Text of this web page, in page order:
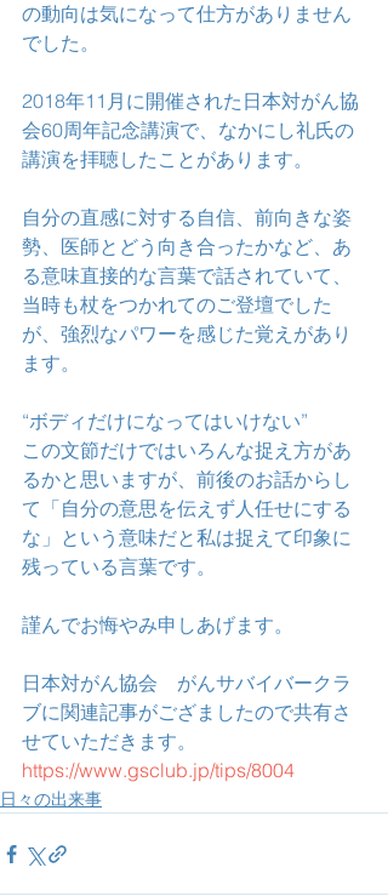
の動向は気になって仕方がありません
でした。
2018年11月に開催された日本対がん協
会60周年記念講演で、なかにし礼氏の
講演を拝聴したことがあります。
自分の直感に対する自信、前向きな姿
勢、医師とどう向き合ったかなど、あ
る意味直接的な言葉で話されていて、
当時も杖をつかれてのご登壇でした
が、強烈なパワーを感じた覚えがあり
ます。
“ボディだけになってはいけない”
この文節だけではいろんな捉え方があ
るかと思いますが、前後のお話からし
て「自分の意思を伝えず人任せにする
な」という意味だと私は捉えて印象に
残っている言葉です。
謹んでお悔やみ申しあげます。
日本対がん協会　がんサバイバークラ
ブに関連記事がござましたので共有さ
せていただきます。
https://www.gsclub.jp/tips/8004
日々の出来事